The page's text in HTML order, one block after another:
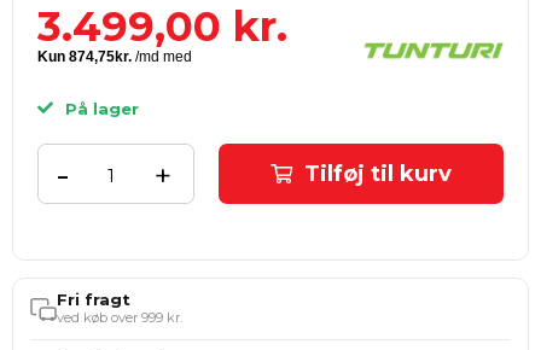
3.499,00 kr.
På lager
+
- Tilføj til kurv
Fri fragt
ved køb over 999 kr.